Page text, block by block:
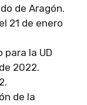
de Aragón.
21 de enero
la UD
2022.
de la